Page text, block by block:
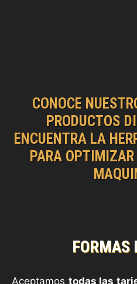
CONOCE
PRODUCTOS
ENCUENTRA LA
PARA OPTIMIZAR
FORMAS
Aceptamos todas las